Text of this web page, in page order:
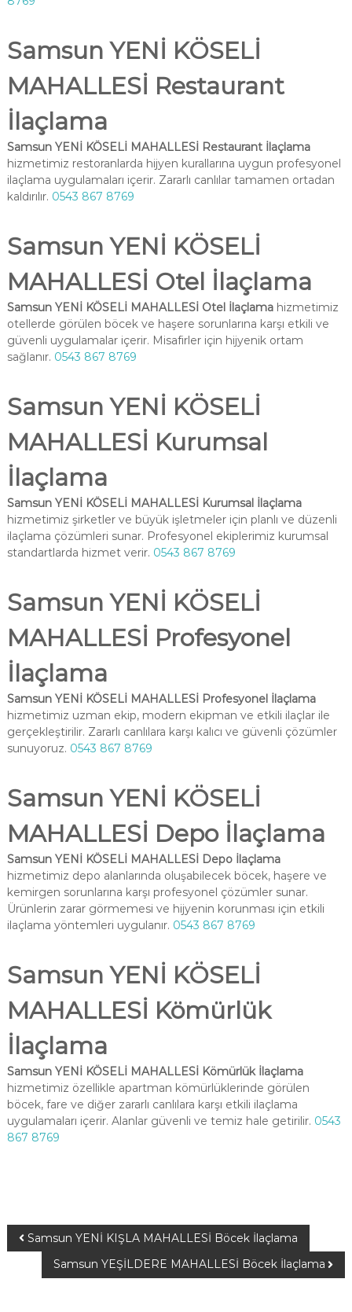
Samsun YENİ KÖSELİ
MAHALLESİ Restaurant
İlaçlama
Samsun YENİ KÖSELİ MAHALLESİ Restaurant İlaçlama
hizmetimiz restoranlarda hijyen kurallarına uygun profesyonel
ilaçlama uygulamaları içerir. Zararlı canlılar tamamen ortadan
kaldırılır. 0543 867 8769
Samsun YENİ KÖSELİ
MAHALLESİ Otel İlaçlama
Samsun YENİ KÖSELİ MAHALLESİ Otel İlaçlamahizmetimiz
otellerde görülen böcek ve haşere sorunlarına karşı etkili ve
güvenli uygulamalar içerir. Misafirler için hijyenik ortam
sağlanır. 0543 867 8769
Samsun YENİ KÖSELİ
MAHALLESİ Kurumsal
İlaçlama
Samsun YENİ KÖSELİ MAHALLESİ Kurumsal İlaçlama
hizmetimiz şirketler ve büyük işletmeler için planlı ve düzenli
ilaçlama çözümleri sunar. Profesyonel ekiplerimiz kurumsal
standartlarda hizmet verir. 0543 867 8769
Samsun YENİ KÖSELİ
MAHALLESİ Profesyonel
İlaçlama
Samsun YENİ KÖSELİ MAHALLESİ Profesyonel İlaçlama
hizmetimiz uzman ekip, modern ekipman ve etkili ilaçlar ile
gerçekleştirilir. Zararlı canlılara karşı kalıcı ve güvenli çözümler
sunuyoruz. 0543 867 8769
Samsun YENİ KÖSELİ
MAHALLESİ Depo İlaçlama
Samsun YENİ KÖSELİ MAHALLESİ Depo İlaçlama
hizmetimiz depo alanlarında oluşabilecek böcek, haşere ve
kemirgen sorunlarına karşı profesyonel çözümler sunar.
Ürünlerin zarar görmemesi ve hijyenin korunması için etkili
ilaçlama yöntemleri uygulanır. 0543 867 8769
Samsun YENİ KÖSELİ
MAHALLESİ Kömürlük
İlaçlama
Samsun YENİ KÖSELİ MAHALLESİ Kömürlük İlaçlama
hizmetimiz özellikle apartman kömürlüklerinde görülen
böcek, fare ve diğer zararlı canlılara karşı etkili ilaçlama
uygulamaları içerir. Alanlar güvenli ve temiz hale getirilir. 0543
867 8769
Samsun YENİ KIŞLA MAHALLESİ Böcek İlaçlama
Samsun YEŞİLDERE MAHALLESİ Böcek İlaçlama